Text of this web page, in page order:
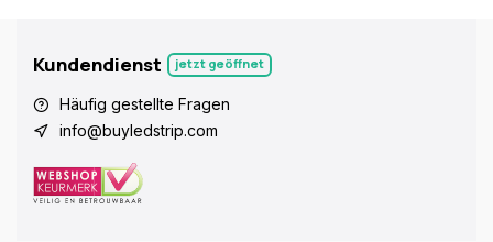
Kundendienst jetzt geöffnet
Häufig gestellte Fragen
info@buyledstrip.com